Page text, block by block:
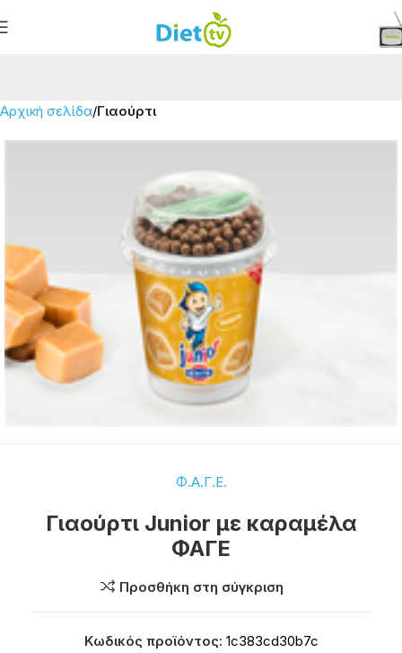
Αρχική σελίδα Γιαούρτι
Φ.Α.Γ.Ε.
Γιαούρτι Junior με καραμέλα
ΦΑΓΕ
Προσθήκη στη σύγκριση
Κωδικός προϊόντος: 1c383cd30b7c